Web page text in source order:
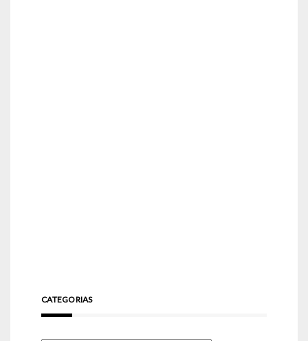
CATEGORIAS